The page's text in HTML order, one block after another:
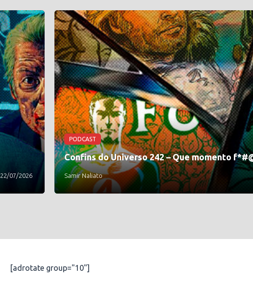
22/07/2026
PODCAST
Confins do Universo 242 – Que momento
Samir Naliato
[adrotate group="10"]